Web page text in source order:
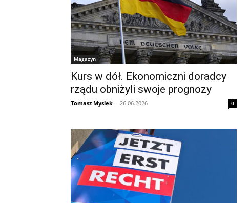
Magazyn
Kurs w dół. Ekonomiczni doradcy
rządu obniżyli swoje prognozy
Tomasz Myslek - 26.06.2026 0